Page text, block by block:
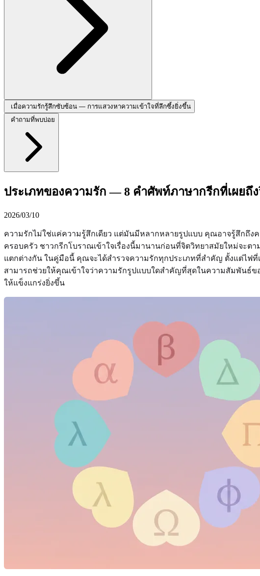
เมื่อความรักรู้สึกซับซ้อน — การแสวงหาความเข้าใจที่ลึกซึ้งยิ่งขึ้น
คำถามที่พบบ่อย
ประเภทของความรัก — 8 คำศัพท์ภาษากรีกที่เผย
2026/03/10
ความรักไม่ใช่แค่ความรู้สึกเดียว แต่มันมีหลากหลายรูปแบบ คุณอาจรู้สึกถึ
ครอบครัว ชาวกรีกโบราณเข้าใจเรื่องนี้มานานก่อนที่จิตวิทยาสมัยใหม่จะ
แตกต่างกัน ในคู่มือนี้ คุณจะได้สำรวจความรักทุกประเภทที่สำคัญ ตั้งแต่ไฟที่
สามารถช่วยให้คุณเข้าใจว่าความรักรูปแบบใดสำคัญที่สุดในความสัมพันธ์
ให้แข็งแกร่งยิ่งขึ้น